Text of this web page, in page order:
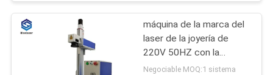
máquina
máquina de la marca del
laser de la joyería de
220V 50HZ con la
función auto del foco
Negociable MOQ:1 sistema